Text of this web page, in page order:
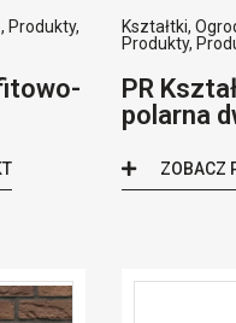
, Produkty,
Kształtki,
Produkty,
PR
polarna
ZOBACZ